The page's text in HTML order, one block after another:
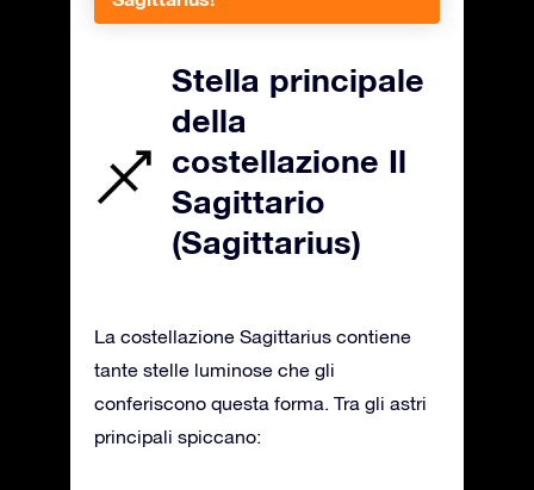
Stella principale
della
costellazione Il
Sagittario
(Sagittarius)
La costellazione Sagittarius contiene
tante stelle luminose che gli
conferiscono questa forma. Tra gli astri
principali spiccano: